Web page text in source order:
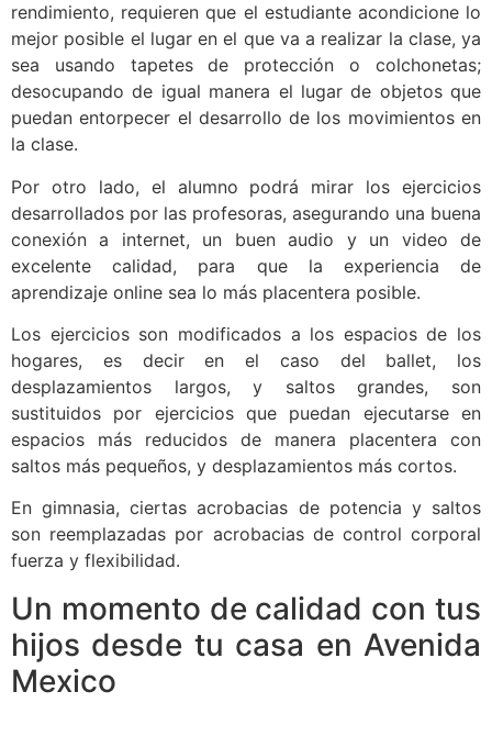
rendimiento, requieren que el estudiante acondicione lo
mejor posible el lugar en el que va a realizar la clase, ya
sea usando tapetes de protección o colchonetas;
desocupando de igual manera el lugar de objetos que
puedan entorpecer el desarrollo de los movimientos en
la clase.
Por otro lado, el alumno podrá mirar los ejercicios
desarrollados por las profesoras, asegurando una buena
conexión a internet, un buen audio y un video de
excelente calidad, para que la experiencia de
aprendizaje online sea lo más placentera posible.
Los ejercicios son modificados a los espacios de los
hogares, es decir en el caso del ballet, los
desplazamientos largos, y saltos grandes, son
sustituidos por ejercicios que puedan ejecutarse en
espacios más reducidos de manera placentera con
saltos más pequeños, y desplazamientos más cortos.
En gimnasia, ciertas acrobacias de potencia y saltos
son reemplazadas por acrobacias de control corporal
fuerza y flexibilidad.
Un momento de calidad con tus
hijos desde tu casa en Avenida
Mexico